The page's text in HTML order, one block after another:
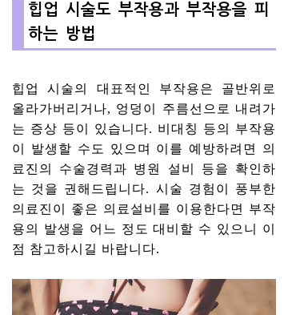
힙업 시술도 부작용과 부작용을 피
하는 방법
힙업 시술의 대표적인 부작용은 골반위로
올라가버리거나, 엉덩이 주름선으로 내려가
는 증상 등이 있습니다. 비대칭 등의 부작용
이 발생할 수도 있으며 이를 예방하려면 의
료진의 수술경력과 병원 설비 등을 확인하
는 것을 권해드립니다. 시술 경험이 풍부한
의료진이 좋은 의료설비를 이용한다면 부작
용의 발생을 어느 정도 대비할 수 있으니 이
점 참고하시길 바랍니다.